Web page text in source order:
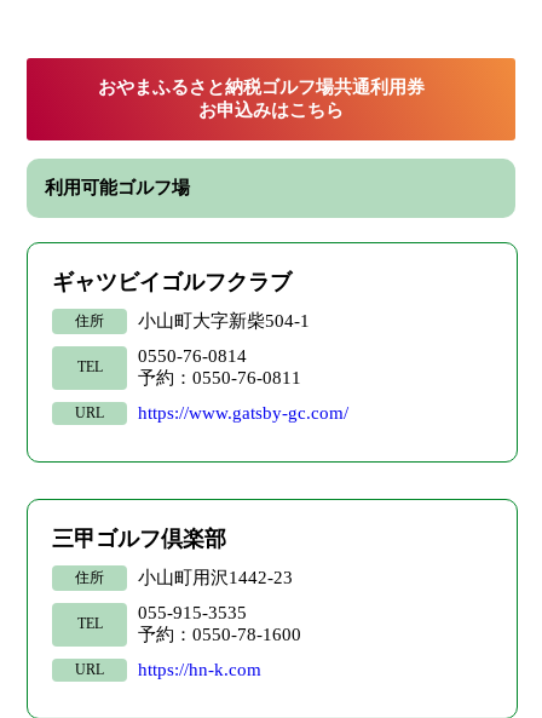
おやまふるさと納税ゴルフ場共通利用券
お申込みはこちら
利用可能ゴルフ場
ギャツビイゴルフクラブ
住所 小山町大字新柴504-1
TEL
0550-76-0814
予約：0550-76-0811
URL https://www.gatsby-gc.com/
三甲ゴルフ倶楽部
住所 小山町用沢1442-23
TEL
055-915-3535
予約：0550-78-1600
URL https://hn-k.com